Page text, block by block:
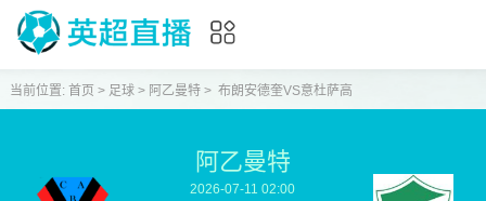
当前位置: 首页 > 足球> 阿乙曼特> 布朗安德奎VS意杜萨高
阿乙曼特
2026-07-11 02:00